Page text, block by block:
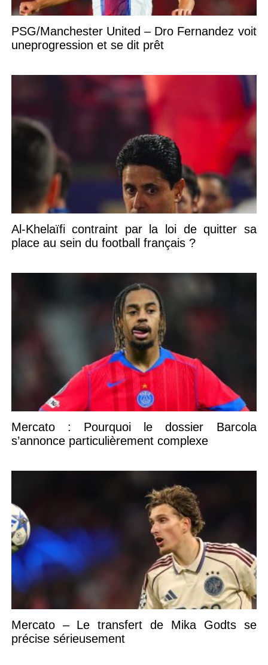
PSG/Manchester United – Dro Fernandez voit
uneprogression et se dit prêt
Al-Khelaïfi contraint par la loi de quitter sa
place au sein du football français ?
Mercato : Pourquoi le dossier Barcola
s’annonce particulièrement complexe
Mercato – Le transfert de Mika Godts se
précise sérieusement